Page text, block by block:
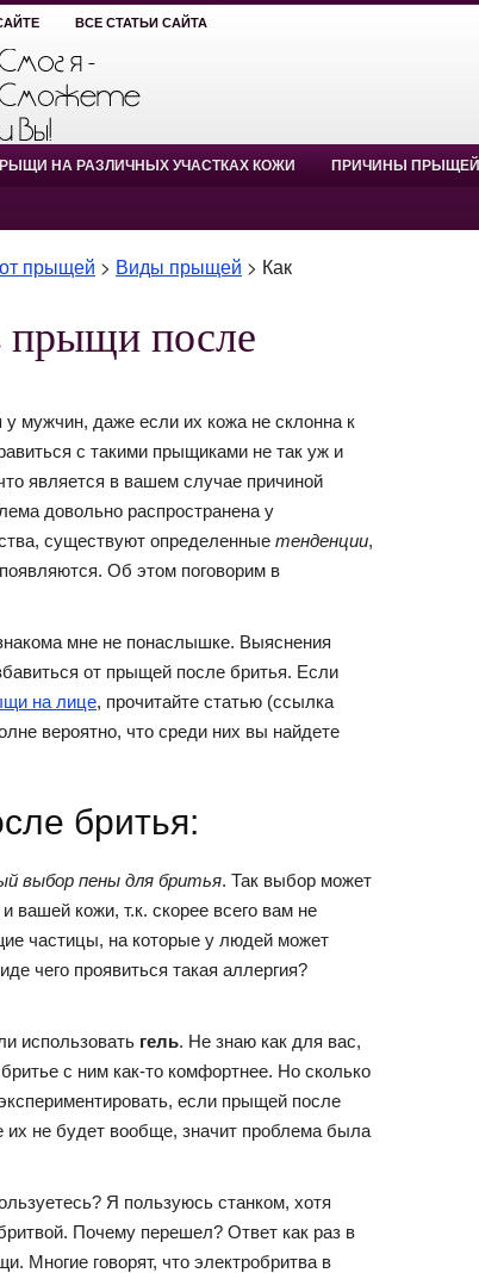
ВСЕ СТАТЬИ САЙТА
НА РАЗЛИЧНЫХ УЧАСТКАХ КОЖИ ПРИЧИНЫ ПРЫЩЕЙ
прыщей > Виды прыщей > Как
прыщи после
у мужчин, даже если их кожа не склонна к
с такими прыщиками не так уж и
является в вашем случае причиной
довольно распространена у
существуют определенные тенденции,
Об этом поговорим в
мне не понаслышке. Выяснения
от прыщей после бритья. Если
на лице, прочитайте статью (ссылка
вероятно, что среди них вы найдете
бритья:
выбор пены для бритья. Так выбор может
вашей кожи, т.к. скорее всего вам не
частицы, на которые у людей может
чего проявиться такая аллергия?
использовать гель. Не знаю как для вас,
с ним как-то комфортнее. Но сколько
если прыщей после
не будет вообще, значит проблема была
Я пользуюсь станком, хотя
Почему перешел? Ответ как раз в
Многие говорят, что электробритва в